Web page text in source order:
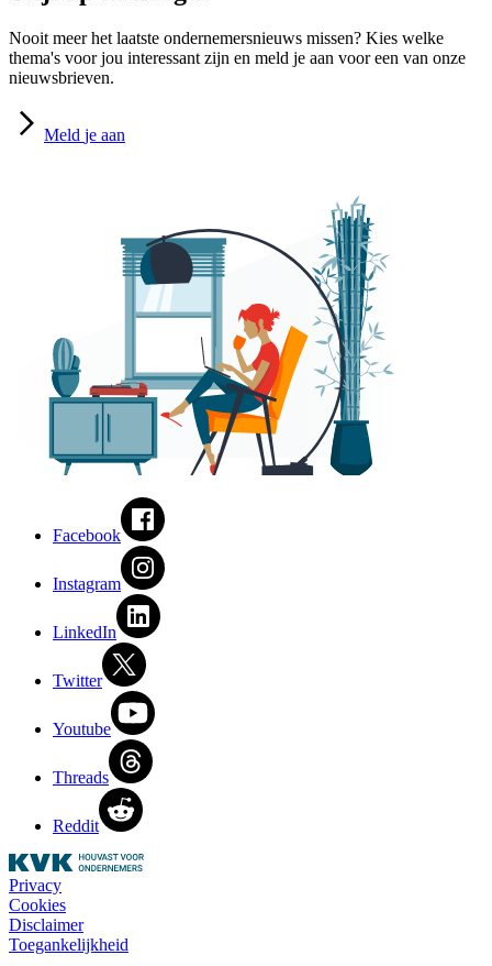
Nooit meer het laatste ondernemersnieuws missen? Kies welke
thema's voor jou interessant zijn en meld je aan voor een van onze
nieuwsbrieven.
Meld je aan
Facebook
Instagram
LinkedIn
Twitter
Youtube
Threads
Reddit
Privacy
Cookies
Disclaimer
Toegankelijkheid